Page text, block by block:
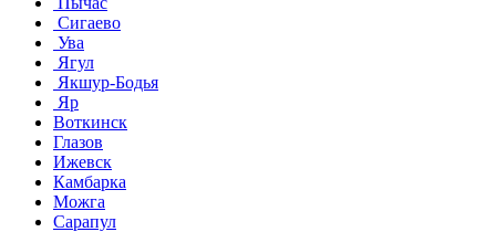
Сигаево
Ува
Ягул
Якшур-Бодья
Яр
Воткинск
Глазов
Ижевск
Камбарка
Можга
Сарапул